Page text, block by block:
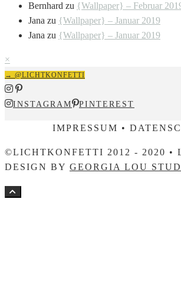
Bernhard zu {Wallpaper} – Februar
Jana zu {Wallpaper} – Januar 2019
Jana zu {Wallpaper} – Januar 2019
×
→ @LICHTKONFETTI
INSTAGRAM PINTEREST
IMPRESSUM •
©LICHTKONFETTI 2012 - 2020 •
DESIGN BY GEORGIA LOU